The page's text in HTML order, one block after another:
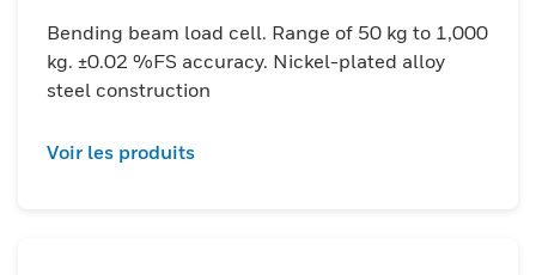
Bending beam load cell. Range of 50 kg to 1,000
kg. ±0.02 %FS accuracy. Nickel-plated alloy
steel construction
Voir les produits